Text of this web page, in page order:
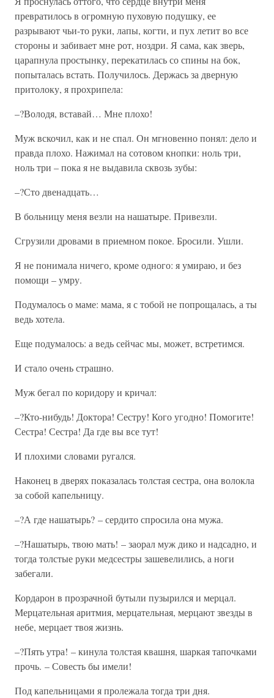
превратилось в огромную пуховую подушку, ее
разрывают чьи-то руки, лапы, когти, и пух летит во все
стороны и забивает мне рот, ноздри. Я сама, как зверь,
царапнула простынку, перекатилась со спины на бок,
попыталась встать. Получилось. Держась за дверную
притолоку, я прохрипела:
–?Володя, вставай… Мне плохо!
Муж вскочил, как и не спал. Он мгновенно понял: дело и
правда плохо. Нажимал на сотовом кнопки: ноль три,
ноль три – пока я не выдавила сквозь зубы:
–?Сто двенадцать…
В больницу меня везли на нашатыре. Привезли.
Сгрузили дровами в приемном покое. Бросили. Ушли.
Я не понимала ничего, кроме одного: я умираю, и без
помощи – умру.
Подумалось о маме: мама, я с тобой не попрощалась, а ты
ведь хотела.
Еще подумалось: а ведь сейчас мы, может, встретимся.
И стало очень страшно.
Муж бегал по коридору и кричал:
–?Кто-нибудь! Доктора! Сестру! Кого угодно! Помогите!
Сестра! Сестра! Да где вы все тут!
И плохими словами ругался.
Наконец в дверях показалась толстая сестра, она волокла
за собой капельницу.
–?А где нашатырь? – сердито спросила она мужа.
–?Нашатырь, твою мать! – заорал муж дико и надсадно, и
тогда толстые руки медсестры зашевелились, а ноги
забегали.
Кордарон в прозрачной бутыли пузырился и мерцал.
Мерцательная аритмия, мерцательная, мерцают звезды в
небе, мерцает твоя жизнь.
–?Пять утра! – кинула толстая квашня, шаркая тапочками
прочь. – Совесть бы имели!
Под капельницами я пролежала тогда три дня.